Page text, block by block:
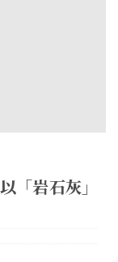
岩石灰」